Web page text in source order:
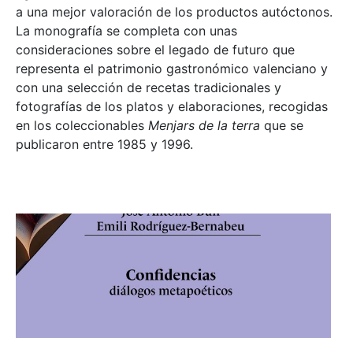
a una mejor valoración de los productos autóctonos.
La monografía se completa con unas
consideraciones sobre el legado de futuro que
representa el patrimonio gastronómico valenciano y
con una selección de recetas tradicionales y
fotografías de los platos y elaboraciones, recogidas
en los coleccionables Menjars de la terra que se
publicaron entre 1985 y 1996.